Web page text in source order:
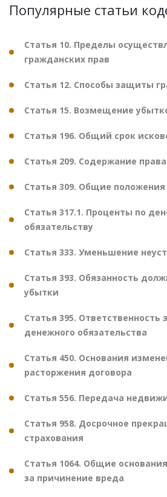
Популярные статьи
Статья 10. Пределы
гражданских прав
Статья 12. Способы защиты
Статья 15. Возмещение
Статья 196. Общий срок
Статья 209. Содержание
Статья 309. Общие положения
Статья 317.1. Проценты по
обязательству
Статья 333. Уменьшение
Статья 393. Обязанность
убытки
Статья 395. Ответственность
денежного обязательства
Статья 450. Основания
расторжения договора
Статья 556. Передача
Статья 958. Досрочное
страхования
Статья 1064. Общие
за причинение вреда